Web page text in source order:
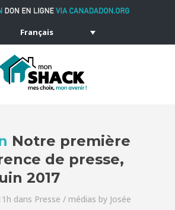
Français
Notre première
de presse,
2017
dans Presse / médias by Josée